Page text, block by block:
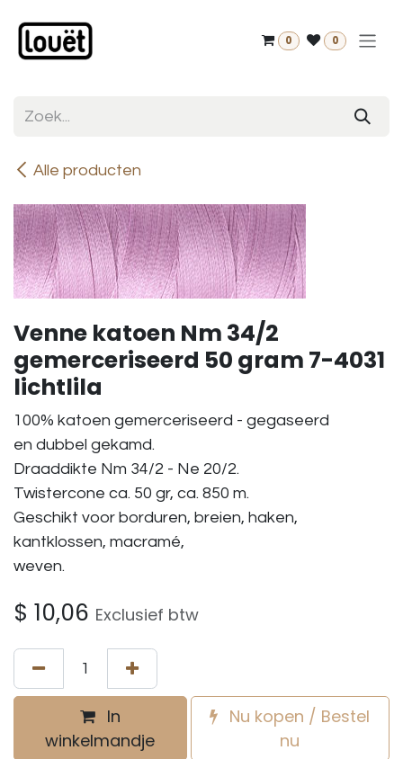
0 0
Alle producten
Venne katoen Nm 34/2
gemerceriseerd 50 gram 7-4031
lichtlila
100% katoen gemerceriseerd - gegaseerd
en dubbel gekamd.
Draaddikte Nm 34/2 - Ne 20/2.
Twistercone ca. 50 gr, ca. 850 m.
Geschikt voor borduren, breien, haken,
kantklossen, macramé,
weven.
$ 10,06 Exclusief btw
In
winkelmandje
Nu kopen / Bestel
nu